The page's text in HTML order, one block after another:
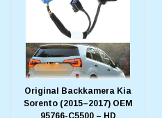
Original Backkamera Kia
Sorento (2015–2017) OEM